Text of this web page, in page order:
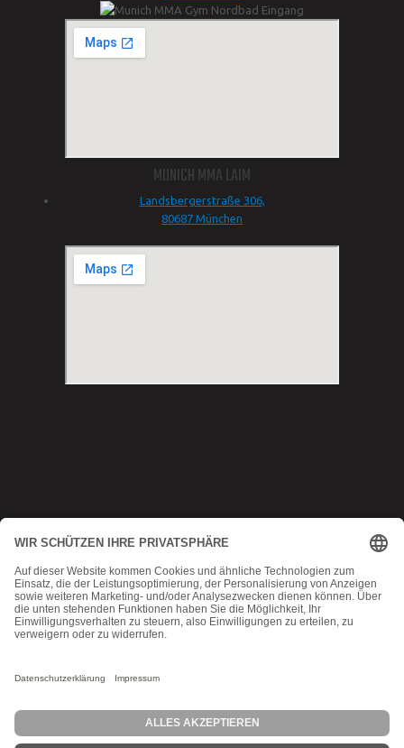
MUNICH MMA LAIM
Landsbergerstraße 306,
80687 München
Datenschutz|AGB|Impressum
MadeByMomoko
Probetraining